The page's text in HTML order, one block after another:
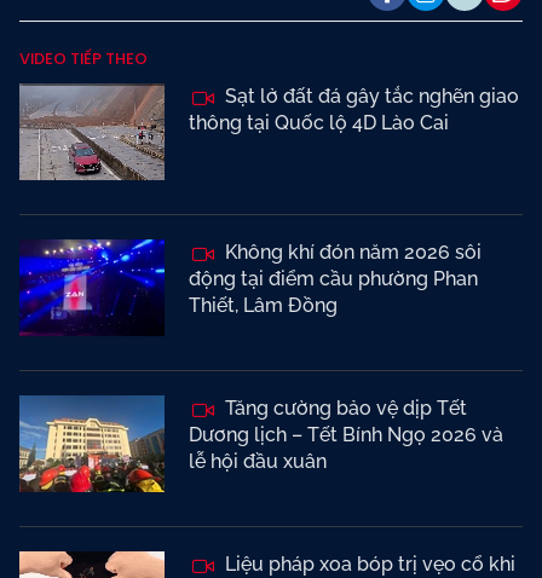
VIDEO TIẾP THEO
Sạt lở đất đá gây tắc nghẽn giao
thông tại Quốc lộ 4D Lào Cai
Không khí đón năm 2026 sôi
động tại điểm cầu phường Phan
Thiết, Lâm Đồng
Tăng cường bảo vệ dịp Tết
Dương lịch – Tết Bính Ngọ 2026 và
lễ hội đầu xuân
Liệu pháp xoa bóp trị vẹo cổ khi